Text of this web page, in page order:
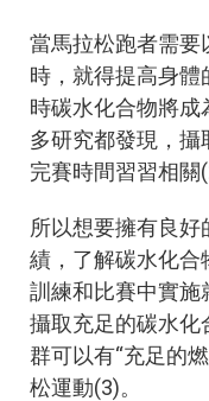
當馬拉松跑者需要
時，就得提高身體
時碳水化合物將
多研究都發現，
完賽時間習習相關
所以想要擁有良
績，了解碳水化合
訓練和比賽中實施
攝取充足的碳水化
群可以有“充足的
松運動(3)。